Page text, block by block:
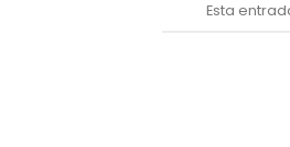
Esta